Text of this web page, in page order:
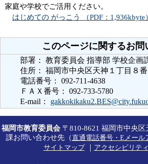
家庭や学校でご活用ください。
はじめての がっこう （PDF：1,936kbyte）
このページに関するお問
部署： 教育委員会 指導部 学校企画
住所： 福岡市中央区天神１丁目８
電話番号： 092-711-4638
ＦＡＸ番号： 092-733-5780
E-mail：
福岡市教育委員会 〒810-8621 福岡市中央
課お問い合わせ先（直通電話番号・Eメール
サイトマップ｜ アクセシビリテ